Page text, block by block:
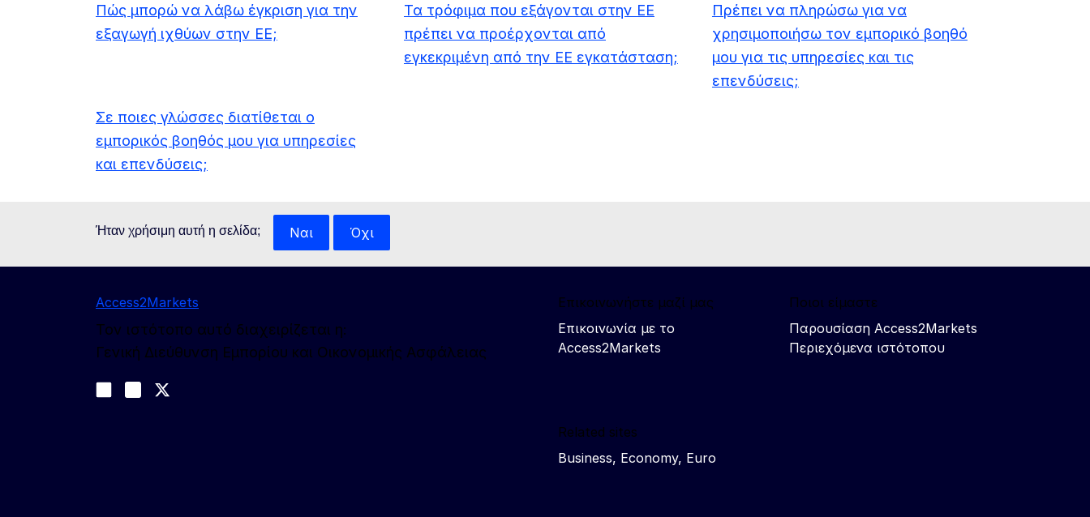
Πώς μπορώ να λάβω έγκριση για την
εξαγωγή ιχθύων στην ΕΕ;
Τα τρόφιμα που εξάγονται στην ΕΕ
πρέπει να προέρχονται από
εγκεκριμένη από την ΕΕ εγκατάσταση;
Πρέπει να πληρώσω για να
χρησιμοποιήσω τον εμπορικό βοηθό
μου για τις υπηρεσίες και τις
επενδύσεις;
Σε ποιες γλώσσες διατίθεται ο
εμπορικός βοηθός μου για υπηρεσίες
και επενδύσεις;
Ήταν χρήσιμη αυτή η σελίδα; Ναι Όχι
Access2Markets
Τον ιστότοπο αυτό διαχειρίζεται η:
Γενική Διεύθυνση Εμπορίου και Οικονομικής Ασφάλειας
Join us on LinkedIn
Trade-Off podcast
Επικοινωνήστε μαζί μας
Επικοινωνία με το
Access2Markets
Ποιοι είμαστε
Παρουσίαση Access2Markets
Περιεχόμενα ιστότοπου
Related sites
Business, Economy, Euro